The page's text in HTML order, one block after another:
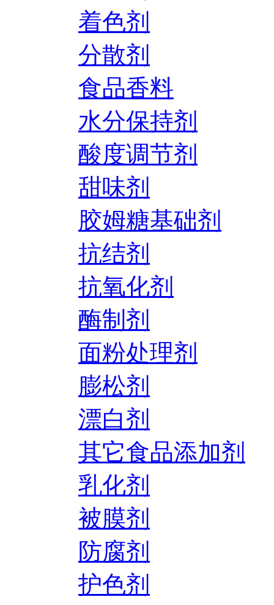
着色剂
分散剂
食品香料
水分保持剂
酸度调节剂
甜味剂
胶姆糖基础剂
抗结剂
抗氧化剂
酶制剂
面粉处理剂
膨松剂
漂白剂
其它食品添加剂
乳化剂
被膜剂
防腐剂
护色剂